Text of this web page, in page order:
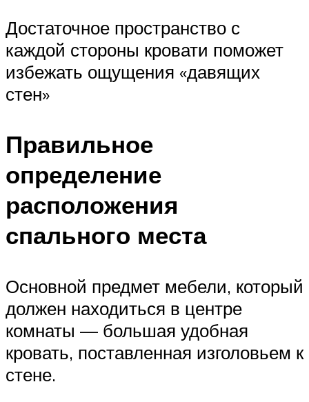
Достаточное пространство с
каждой стороны кровати поможет
избежать ощущения «давящих
стен»
Правильное
определение
расположения
спального места
Основной предмет мебели, который
должен находиться в центре
комнаты — большая удобная
кровать, поставленная изголовьем к
стене.